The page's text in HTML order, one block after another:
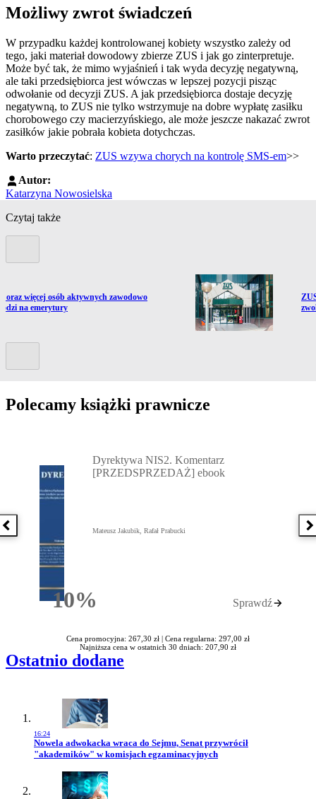
Możliwy zwrot świadczeń
W przypadku każdej kontrolowanej kobiety wszystko zależy od
tego, jaki materiał dowodowy zbierze ZUS i jak go zinterpretuje.
Może być tak, że mimo wyjaśnień i tak wyda decyzję negatywną,
ale taki przedsiębiorca jest wówczas w lepszej pozycji pisząc
odwołanie od decyzji ZUS. A jak przedsiębiorca dostaje decyzję
negatywną, to ZUS nie tylko wstrzymuje na dobre wypłatę zasiłku
chorobowego czy macierzyńskiego, ale może jeszcze nakazać zwrot
zasiłków jakie pobrała kobieta dotychczas.
Warto przeczytać: ZUS wzywa chorych na kontrolę SMS-em>>
Autor:
Katarzyna Nowosielska
Czytaj także
do artykułu:
więcej osób aktywnych zawodowo
na emerytury
Polecamy książki prawnicze
Poprzednia książka
10%Rabatu
Dyrektywa NIS2. Komentarz
[PRZEDSPRZEDAŻ] ebook
Mateusz Jakubik, Rafał Prabucki
Sprawdź
Cena promocyjna: 267,30 zł | Cena regularna: 297,00 zł
Najniższa cena w ostatnich 30 dniach: 207,90 zł
Ostatnio dodane
16:24
Przejdź do artykułu:
Nowela adwokacka wraca do Sejmu, Senat przywrócił
"akademików" w komisjach egzaminacyjnych